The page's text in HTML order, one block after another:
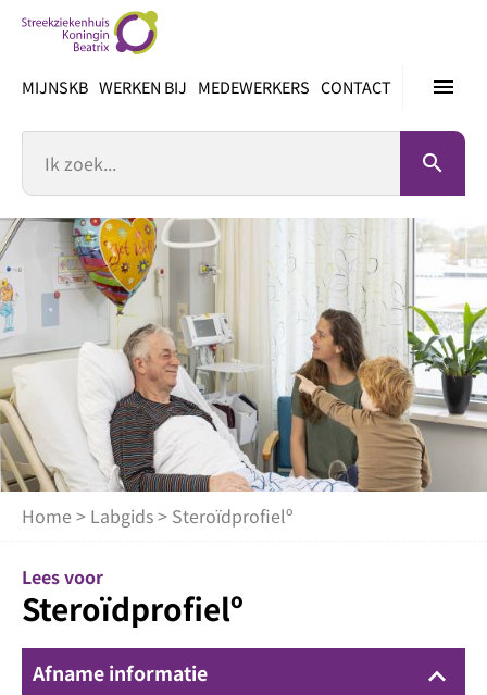
inhoud
menu
MIJNSKB WERKEN BIJ MEDEWERKERS CONTACT
search
Home > Labgids> Steroïdprofielº
Lees voor
Steroïdprofielº
Afname informatie keyboard_arrow_up